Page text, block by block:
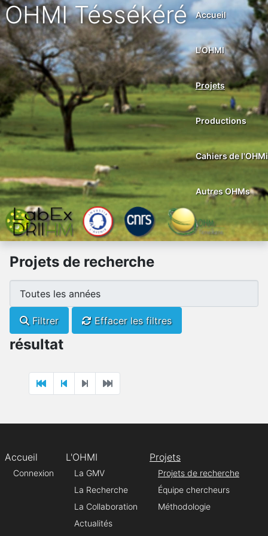
OHMI Téssékéré Accueil
L'OHMI
Projets
Productions
Cahiers de l'OHMi
Autres OHMs
Projets de recherche
Filtrer Effacer les filtres
résultat
Accueil
Connexion
L'OHMI
La GMV
La Recherche
La Collaboration
Actualités
Projets
Projets de recherche
Équipe chercheurs
Méthodologie